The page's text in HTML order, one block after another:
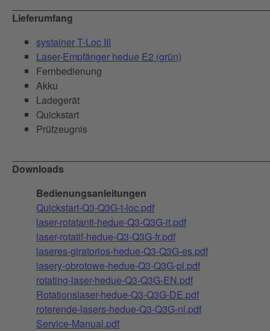
Lieferumfang
systainer T-Loc III
Laser-Empfänger hedue E2 (grün)
Fernbedienung
Akku
Ladegerät
Quickstart
Prüfzeugnis
Downloads
Bedienungsanleitungen
Quickstart-Q3-Q3G-t-loc.pdf
laser-rotatanti-hedue-Q3-Q3G-it.pdf
laser-rotatif-hedue-Q3-Q3G-fr.pdf
laseres-giratorios-hedue-Q3-Q3G-es.pdf
lasery-obrotowe-hedue-Q3-Q3G-pl.pdf
rotating-laser-hedue-Q3-Q3G-EN.pdf
Rotationslaser-hedue-Q3-Q3G-DE.pdf
roterende-lasers-hedue-Q3-Q3G-nl.pdf
Service-Manual.pdf